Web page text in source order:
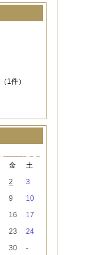
（1件）
金
土
2
3
9
10
16
17
23
24
30
-